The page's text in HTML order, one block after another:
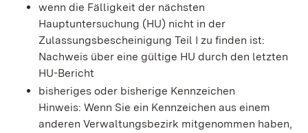
wenn die Fälligkeit der nächsten
Hauptuntersuchung (HU) nicht in der
Zulassungsbescheinigung Teil I zu finden ist:
Nachweis über eine gültige HU durch den letzten
HU-Bericht
bisheriges oder bisherige Kennzeichen
Hinweis: Wenn Sie ein Kennzeichen aus einem
anderen Verwaltungsbezirk mitgenommen haben,